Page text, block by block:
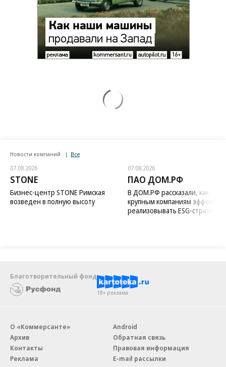
Новости компаний Все
07.08.2026
STONE
Бизнес-центр STONE Римская
возведен в полную высоту
07.08.2026
ПАО ДОМ.РФ
В ДОМ.РФ рассказали, как
крупным компаниям
реализовывать ESG-стратегию
Благотворительный фонд
18+ реклама
О «Коммерсанте»
Архив
Контакты
Реклама
Android
Обратная связь
Правовая информация
E-mail рассылки